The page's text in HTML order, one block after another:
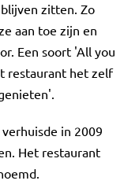
zitten. Zo
aan toe zijn en
Een soort 'All you
restaurant het zelf
in 2009
Het restaurant